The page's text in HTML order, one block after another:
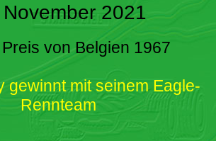
2021
von Belgien 1967
gewinnt mit seinem Eagle-
Rennteam